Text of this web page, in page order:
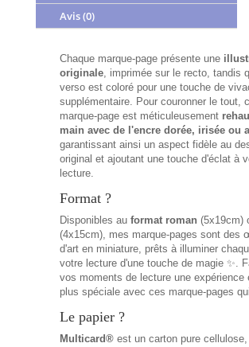
Avis (0)
Chaque marque-page présente une
originale, imprimée sur le recto, tandis
verso est coloré pour une touche de
supplémentaire. Pour couronner le tout,
marque-page est méticuleusement
main avec de l'encre dorée, irisée ou
garantissant ainsi un aspect fidèle au
original et ajoutant une touche d'éclat à
lecture.
Format ?
Disponibles au format roman (5x19cm)
(4x15cm), mes marque-pages sont des
d'art en miniature, prêts à illuminer
votre lecture d'une touche de magie ✨.
vos moments de lecture une expérience
plus spéciale avec ces marque-pages
Le papier ?
Multicard®est un carton pure cellulose,